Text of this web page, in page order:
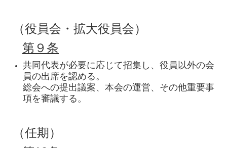
（役員会・拡大役員会）
第９条
共同代表が必要に応じて招集し、役員以外の会
員の出席を認める。
総会への提出議案、本会の運営、その他重要事
項を審議する。
（任期）